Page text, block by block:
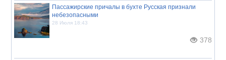
Пассажирские причалы в бухте Русская признали
небезопасными
28 Июля 18:43
378